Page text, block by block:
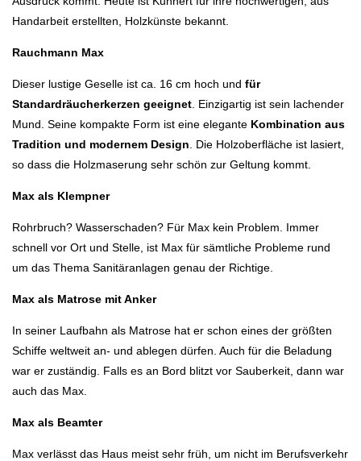
Handarbeit erstellten, Holzkünste bekannt.
Rauchmann Max
Dieser lustige Geselle ist ca. 16 cm hoch und für
Standardräucherkerzen geeignet . Einzigartig ist sein lachender
Mund. Seine kompakte Form ist eine elegante Kombination aus
Tradition und modernem Design . Die Holzoberfläche ist lasiert,
so dass die Holzmaserung sehr schön zur Geltung kommt.
Max als Klempner
Rohrbruch? Wasserschaden? Für Max kein Problem. Immer
schnell vor Ort und Stelle, ist Max für sämtliche Probleme rund
um das Thema Sanitäranlagen genau der Richtige.
Max als Matrose mit Anker
In seiner Laufbahn als Matrose hat er schon eines der größten
Schiffe weltweit an- und ablegen dürfen. Auch für die Beladung
war er zuständig. Falls es an Bord blitzt vor Sauberkeit, dann war
auch das Max.
Max als Beamter
Max verlässt das Haus meist sehr früh, um nicht im Berufsverkehr